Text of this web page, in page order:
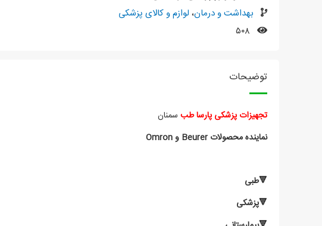
بهداشت و درمان، لوازم و کالای پزشکی
توضیحات
تجهیزات پزشکی پارسا طب سمنان
نماینده‌ محصولات Beurer و Omron
🔻طبی
🔻پزشکی